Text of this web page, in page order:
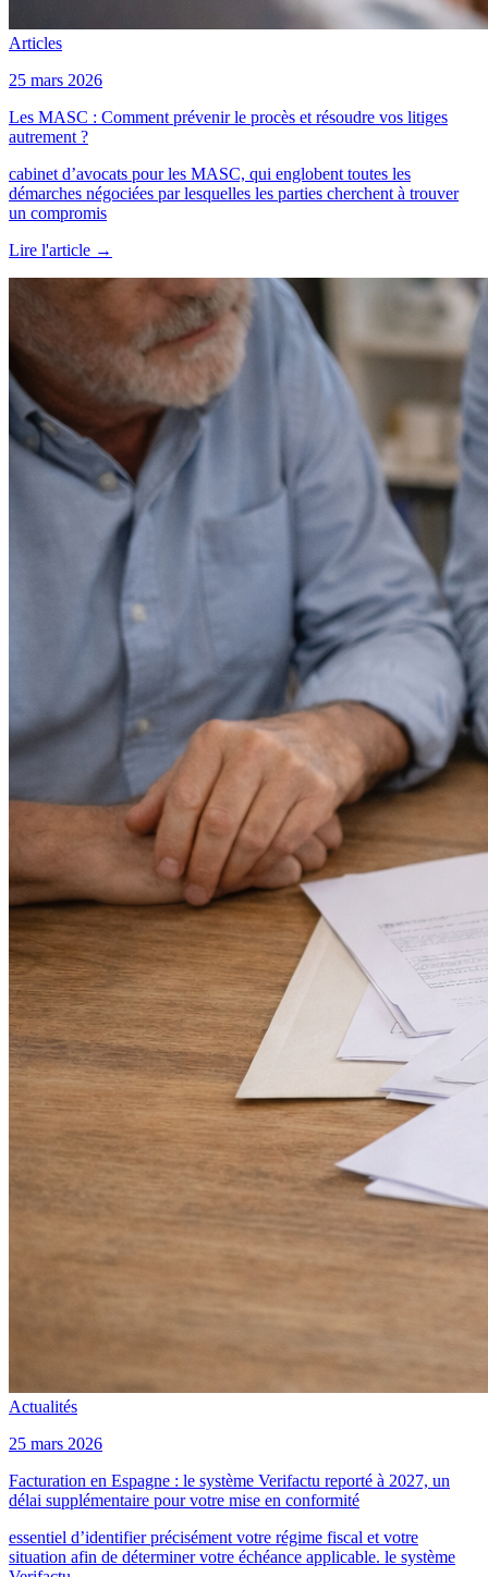
Articles
25 mars 2026
Les MASC : Comment prévenir le procès et résoudre vos litiges
autrement ?
cabinet d’avocats pour les MASC, qui englobent toutes les
démarches négociées par lesquelles les parties cherchent à trouver
un compromis
Lire l'article →
Actualités
25 mars 2026
Facturation en Espagne : le système Verifactu reporté à 2027, un
délai supplémentaire pour votre mise en conformité
essentiel d’identifier précisément votre régime fiscal et votre
situation afin de déterminer votre échéance applicable. le système